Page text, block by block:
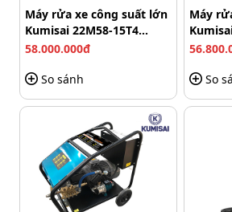
Xem thêm:10++ Thương hiệu
Chất lượng, Giá rẻ
4. Nhỏ gọn, dễ dàng cầm
Với trọng lượng chỉ 1.8 kg, máy rửa
199V cầm tay cực kỳ nhẹ và
nắm, di chuyển trong suốt quá
gây mỏi tay.
Máy rửa xe công suất lớn
Kumisai 22M58-15T4
(15Kw)
58.000.000đ
So sánh
Máy
So